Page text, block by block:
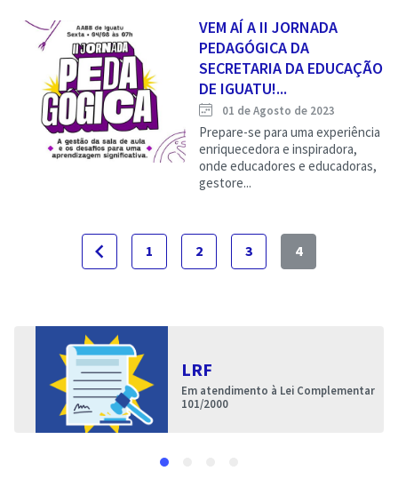
VEM AÍ A II JORNADA
PEDAGÓGICA DA
SECRETARIA DA EDUCAÇÃO
DE IGUATU!...
01 de Agosto de 2023
Prepare-se para uma experiência
enriquecedora e inspiradora,
onde educadores e educadoras,
gestore...
navigate_before 1 2 3 4
LRF
Em atendimento à Lei Complementar
101/2000